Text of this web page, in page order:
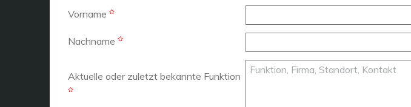
Vorname
Nachname
Aktuelle oder zuletzt bekannte Funktion